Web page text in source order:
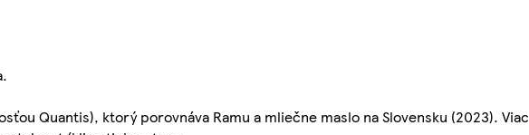
Quantis), ktorý porovnáva Ramu a mliečne maslo na Slovensku (2023). Viac